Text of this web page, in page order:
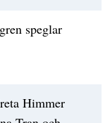
speglar
Himmer